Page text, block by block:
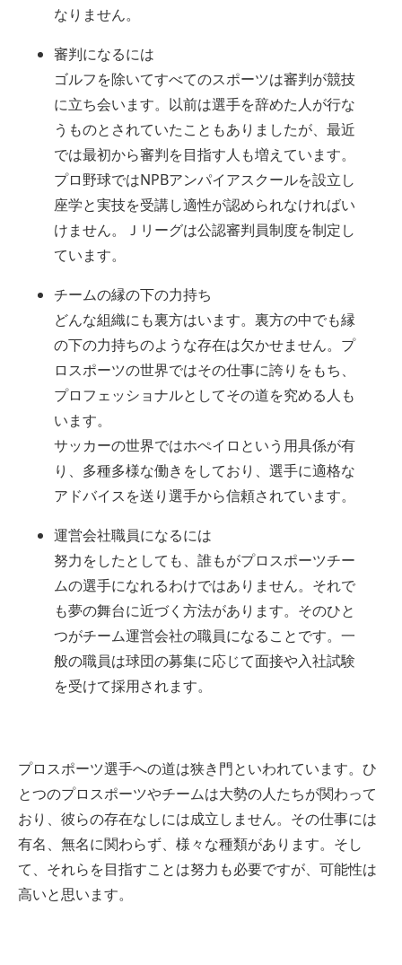
なりません。
審判になるには
ゴルフを除いてすべてのスポーツは審判が競技
に立ち会います。以前は選手を辞めた人が行な
うものとされていたこともありましたが、最近
では最初から審判を目指す人も増えています。
プロ野球ではNPBアンパイアスクールを設立し
座学と実技を受講し適性が認められなければい
けません。Ｊリーグは公認審判員制度を制定し
ています。
チームの縁の下の力持ち
どんな組織にも裏方はいます。裏方の中でも縁
の下の力持ちのような存在は欠かせません。プ
ロスポーツの世界ではその仕事に誇りをもち、
プロフェッショナルとしてその道を究める人も
います。
サッカーの世界ではホぺイロという用具係が有
り、多種多様な働きをしており、選手に適格な
アドバイスを送り選手から信頼されています。
運営会社職員になるには
努力をしたとしても、誰もがプロスポーツチー
ムの選手になれるわけではありません。それで
も夢の舞台に近づく方法があります。そのひと
つがチーム運営会社の職員になることです。一
般の職員は球団の募集に応じて面接や入社試験
を受けて採用されます。
プロスポーツ選手への道は狭き門といわれています。ひ
とつのプロスポーツやチームは大勢の人たちが関わって
おり、彼らの存在なしには成立しません。その仕事には
有名、無名に関わらず、様々な種類があります。そし
て、それらを目指すことは努力も必要ですが、可能性は
高いと思います。